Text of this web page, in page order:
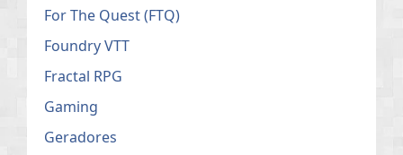
For The Quest (FTQ)
Foundry VTT
Fractal RPG
Gaming
Geradores